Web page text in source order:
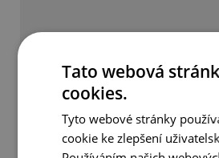
2 000 Kč
DETAIL DO
Tato webová
cookies.
Tyto webové stránky
cookie ke zlepšení